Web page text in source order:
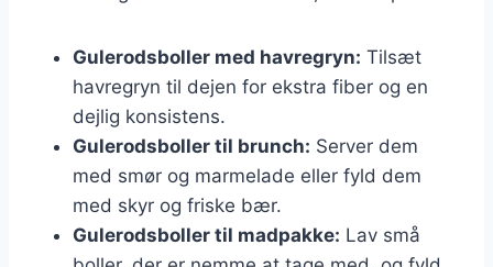
Gulerodsboller med havregryn: Tilsæt
havregryn til dejen for ekstra fiber og en
dejlig konsistens.
Gulerodsboller til brunch: Server dem
med smør og marmelade eller fyld dem
med skyr og friske bær.
Gulerodsboller til madpakke: Lav små